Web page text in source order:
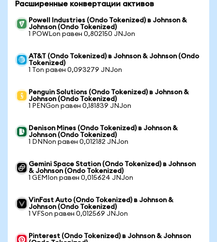
Расширенные конвертации активов
Powell Industries (Ondo Tokenized) в Johnson &
Johnson (Ondo Tokenized)
1 POWLon равен 0,802150 JNJon
AT&T (Ondo Tokenized) в Johnson & Johnson (Ondo
Tokenized)
1 Ton равен 0,093279 JNJon
Penguin Solutions (Ondo Tokenized) в Johnson &
Johnson (Ondo Tokenized)
1 PENGon равен 0,181839 JNJon
Denison Mines (Ondo Tokenized) в Johnson &
Johnson (Ondo Tokenized)
1 DNNon равен 0,012182 JNJon
Gemini Space Station (Ondo Tokenized) в Johnson
& Johnson (Ondo Tokenized)
1 GEMIon равен 0,015624 JNJon
VinFast Auto (Ondo Tokenized) в Johnson &
Johnson (Ondo Tokenized)
1 VFSon равен 0,012569 JNJon
Pinterest (Ondo Tokenized) в Johnson & Johnson